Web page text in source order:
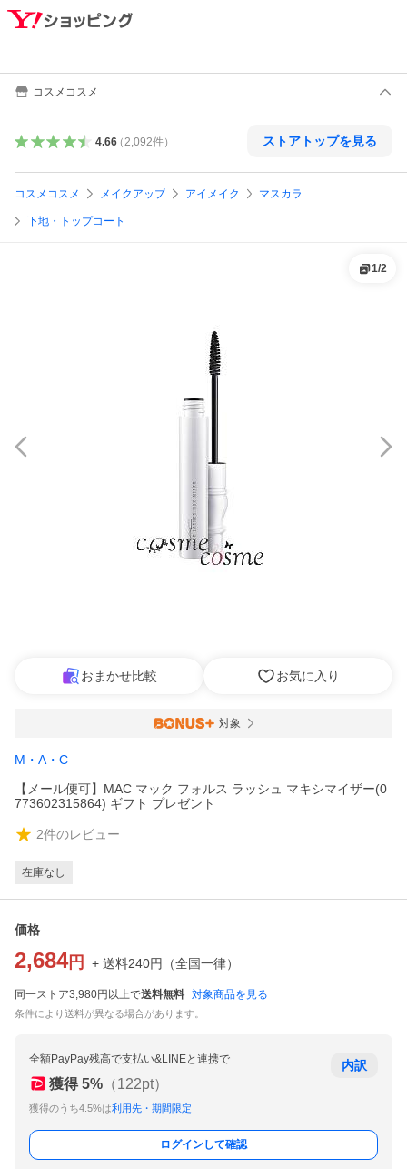
コスメコスメ
4.66（ 2,092件） ストアトップを見る
コスメコスメ メイクアップ アイメイク マスカラ
下地・トップコート
1/2
おまかせ比較 お気に入り
対象
M・A・C
【メール便可】MAC マック フォルス ラッシュ マキシマイザー(0
773602315864) ギフト プレゼント
2件のレビュー
在庫なし
価格
2,684円 + 送料240円 （全国一律）
同一ストア3,980円以上で送料無料 対象商品を見る
条件により送料が異なる場合があります。
全額PayPay残高で支払い&LINEと連携で
獲得 5% （122pt）
獲得のうち4.5%は利用先・期間限定
内訳
ログインして確認